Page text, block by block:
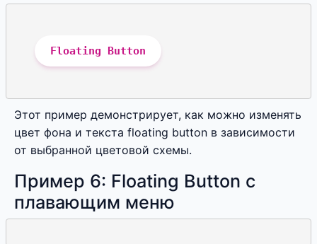
Floating Button
Этот пример демонстрирует, как можно изменять
цвет фона и текста floating button в зависимости
от выбранной цветовой схемы.
Пример 6: Floating Button с
плавающим меню